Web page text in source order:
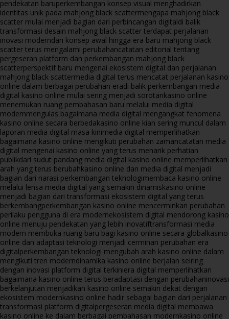
pendekatan baruperkembangan konsep visual menghadirkan
identitas unik pada mahjong black scattermengapa mahjong black
scatter mulai menjadi bagian dari perbincangan digitaldi balik
transformasi desain mahjong black scatter terdapat perjalanan
inovasi moderndari konsep awal hingga era baru mahjong black
scatter terus mengalami perubahancatatan editorial tentang
pergeseran platform dan perkembangan mahjong black
scatterperspektif baru mengenai ekosistem digital dan perjalanan
mahjong black scattermedia digital terus mencatat perjalanan kasino
online dalam berbagai perubahan eradi balik perkembangan media
digital kasino online mulai sering menjadi sorotankasino online
menemukan ruang pembahasan baru melalui media digital
modernmengulas bagaimana media digital mengangkat fenomena
kasino online secara berbedakasino online kian sering muncul dalam
laporan media digital masa kinimedia digital memperlihatkan
bagaimana kasino online mengikuti perubahan zamancatatan media
digital mengenai kasino online yang terus menarik perhatian
publikdari sudut pandang media digital kasino online memperlihatkan
arah yang terus berubahkasino online dan media digital menjadi
bagian dari narasi perkembangan teknologimembaca kasino online
melalui lensa media digital yang semakin dinamiskasino online
menjadi bagian dari transformasi ekosistem digital yang terus
berkembangperkembangan kasino online mencerminkan perubahan
perilaku pengguna di era modernekosistem digital mendorong kasino
online menuju pendekatan yang lebih inovatiftransformasi media
modern membuka ruang baru bagi kasino online secara globalkasino
online dan adaptasi teknologi menjadi cerminan perubahan era
digitalperkembangan teknologi mengubah arah kasino online dalam
mengikuti tren moderndinamika kasino online berjalan seiring
dengan inovasi platform digital terkiniera digital memperlihatkan
bagaimana kasino online terus beradaptasi dengan perubahaninovasi
berkelanjutan menjadikan kasino online semakin dekat dengan
ekosistem modernkasino online hadir sebagai bagian dari perjalanan
transformasi platform digitalpergeseran media digital membawa
kasino online ke dalam berbagai pembahasan modernkasino online